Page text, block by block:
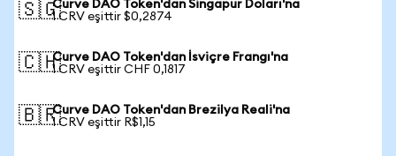
🇸🇬Curve DAO Token'dan Singapur Doları'na
1 CRV eşittir $0,2874
🇨🇭Curve DAO Token'dan İsviçre Frangı'na
1 CRV eşittir CHF 0,1817
🇧🇷Curve DAO Token'dan Brezilya Reali'na
1 CRV eşittir R$1,15